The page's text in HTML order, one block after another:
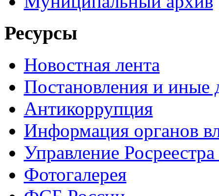
Ресурсы
Новостная лента
Постановления и иные
Антикоррупция
Информация органов
Управление
Фотогалерея